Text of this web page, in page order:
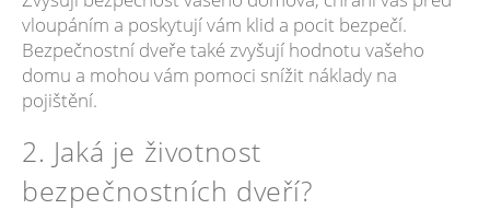
vloupáním a poskytují vám klid a pocit bezpečí.
Bezpečnostní dveře také zvyšují hodnotu vašeho
domu a mohou vám pomoci snížit náklady na
pojištění.
2. Jaká je životnost
bezpečnostních dveří?